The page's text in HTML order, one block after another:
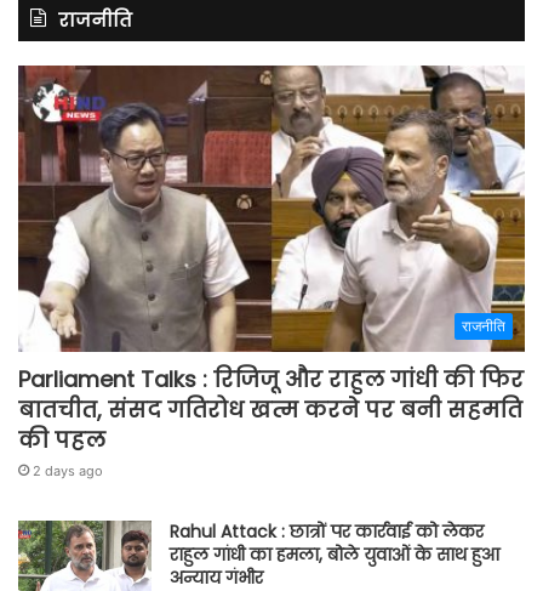
राजनीति
राजनीति
Parliament Talks : रिजिजू और राहुल गांधी की फिर
बातचीत, संसद गतिरोध खत्म करने पर बनी सहमति
की पहल
2 days ago
Rahul Attack : छात्रों पर कार्रवाई को लेकर
राहुल गांधी का हमला, बोले युवाओं के साथ हुआ
अन्याय गंभीर